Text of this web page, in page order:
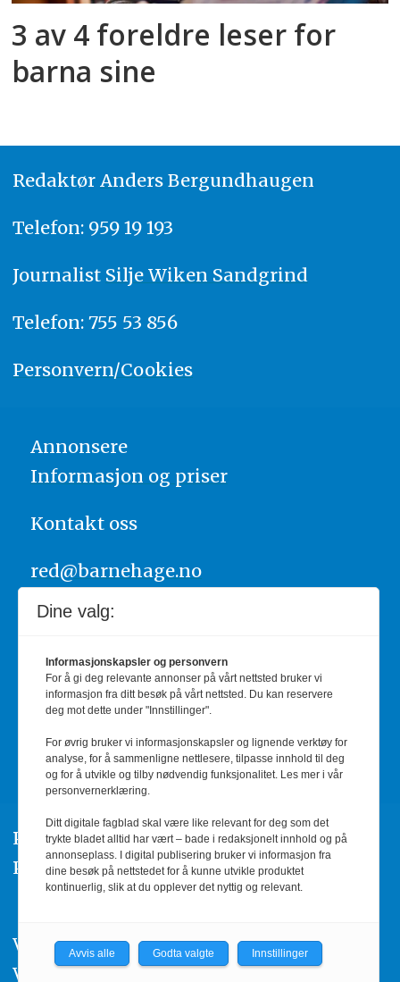
3 av 4 foreldre leser for
barna sine
Redaktør Anders Bergundhaugen
Telefon: 959 19 193
Journalist Silje Wiken Sandgrind
Telefon: 755 53 856
Personvern/Cookies
Annonsere
Informasjon og priser
Kontakt oss
red@barnehage.no
RSS-feed
Facebook
Barnehage.no
er medlem avFagpressen
Post- og besøksadresse:
Prinsens gate 91 8003 Bodø
Vi arbeider etter Redaktørplakaten og
Vær varsom-plakatens regler for god
Dine valg:
Informasjonskapsler og personvern
For å gi deg relevante annonser på vårt nettsted bruker vi
informasjon fra ditt besøk på vårt nettsted. Du kan reservere
deg mot dette under "Innstillinger".
For øvrig bruker vi informasjonskapsler og lignende verktøy for
analyse, for å sammenligne nettlesere, tilpasse innhold til deg
og for å utvikle og tilby nødvendig funksjonalitet. Les mer i vår
personvernerklæring.
Ditt digitale fagblad skal være like relevant for deg som det
trykte bladet alltid har vært – bade i redaksjonelt innhold og på
annonseplass. I digital publisering bruker vi informasjon fra
dine besøk på nettstedet for å kunne utvikle produktet
kontinuerlig, slik at du opplever det nyttig og relevant.
Avvis alle Godta valgte Innstillinger